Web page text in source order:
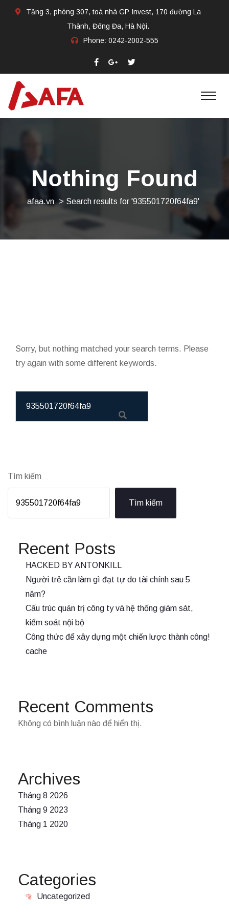
Tầng 3, phòng 307, toà nhà GP Invest, 170 đường La
Thành, Đống Đa, Hà Nội.
Phone: 0242-2002-555​
Nothing Found
afaa.vn > Search results for '935501720f64fa9'
Sorry, but nothing matched your search terms. Please
try again with some different keywords.
Tìm kiếm
Tìm kiếm
Recent Posts
HACKED BY ANTONKILL
Người trẻ cần làm gì đạt tự do tài chính sau 5
năm?
Cấu trúc quản trị công ty và hệ thống giám sát,
kiểm soát nội bộ
Công thức để xây dựng một chiến lược thành công!
cache
Recent Comments
Không có bình luận nào để hiển thị.
Archives
Tháng 8 2026
Tháng 9 2023
Tháng 1 2020
Categories
Uncategorized